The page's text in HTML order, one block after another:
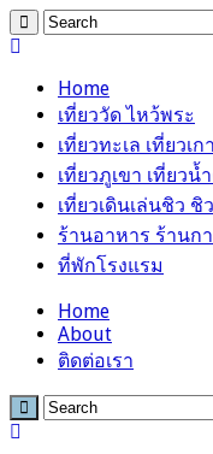
Home
เที่ยววัด ไหว้พระ
เที่ยวทะเล เที่ยวเก
เที่ยวภูเขา เที่ยวน้
เที่ยวเดินเล่นชิว ชิว
ร้านอาหาร ร้านก
ที่พักโรงแรม
Home
About
ติดต่อเรา